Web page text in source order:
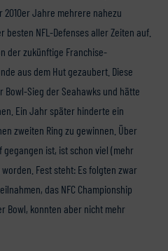
Jahre mehrere nahezu
NFL-Defenses aller Zeiten auf.
der zukünftige Franchise-
aus dem Hut gezaubert. Diese
Bowl-Sieg der Seahawks und hätte
Ein Jahr später hinderte ein
zweiten Ring zu gewinnen. Über
gegangen ist, ist schon viel (mehr
Fest steht: Es folgten zwar
das NFC Championship
Bowl, konnten aber nicht mehr